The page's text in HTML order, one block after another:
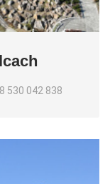
530 042 838